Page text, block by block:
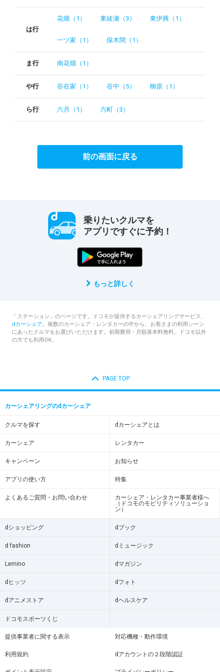
は行
花畑（1） 東綾瀬（3） 東伊興（1）
一ツ家（1） 保木間（1）
ま行 南花畑（1）
や行 谷在家（1） 谷中（5） 柳原（1）
ら行 六月（1） 六町（3）
前の画面に戻る
乗りたいクルマを
アプリですぐに予約！
もっと詳しく
「ステーション」のページです。ドコモが提供するカーシェアリングサービス、
dカーシェア。複数のカーシェア・レンタカーの中から、お客さまの利用シーン
にあったクルマをお選びいただけます。初期費用・月額基本料無料。ドコモ以外
の方でも利用OK。
PAGE TOP
カーシェアリングのdカーシェア
クルマを探す dカーシェアとは
カーシェア レンタカー
キャンペーン お知らせ
アプリの使い方 特集
よくあるご質問・お問い合わせ
カーシェア・レンタカー事業者様へ
（ドコモのモビリティソリューショ
ン）
dショッピング dブック
d fashion dミュージック
Lemino dマガジン
dヒッツ dフォト
dアニメストア dヘルスケア
ドコモスポーツくじ
提供事業者に関する表示 対応機種・動作環境
利用規約 dアカウントの２段階認証